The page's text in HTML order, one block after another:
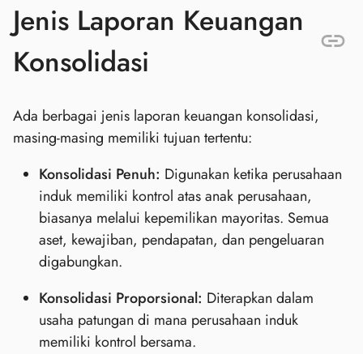
Jenis Laporan Keuangan
Konsolidasi
Ada berbagai jenis laporan keuangan konsolidasi,
masing-masing memiliki tujuan tertentu:
Konsolidasi Penuh: Digunakan ketika perusahaan
induk memiliki kontrol atas anak perusahaan,
biasanya melalui kepemilikan mayoritas. Semua
aset, kewajiban, pendapatan, dan pengeluaran
digabungkan.
Konsolidasi Proporsional: Diterapkan dalam
usaha patungan di mana perusahaan induk
memiliki kontrol bersama.